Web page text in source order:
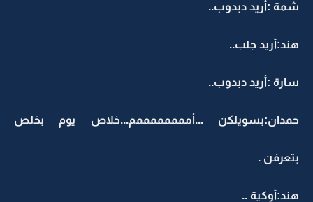
شمة :أريد دبدوب..
هند:أريد جلب..
سارة :أريد دبدوب..
حمدان:بسويلكن ...أممممممممم...خلاص يوم بخلص
بتعرفن .
هند:أوكية ..